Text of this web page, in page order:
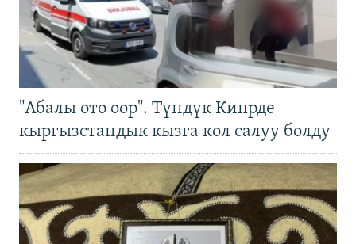
"Абалы өтө оор". Түндүк Кипрде
кыргызстандык кызга кол салуу болду